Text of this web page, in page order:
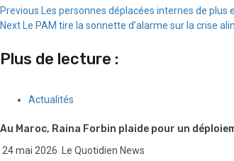
Continue
Reading
Previous Les personnes déplacées internes de
Next Le PAM tire la sonnette d’alarme sur la crise
Plus de lecture :
Actualités
Au Maroc, Raina Forbin plaide pour un
24 mai 2026 Le Quotidien News